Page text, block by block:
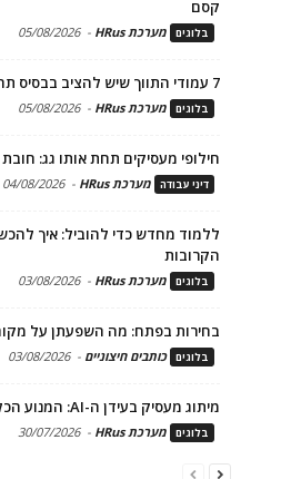
קסם
בלוגים מערכת HRus -
05/08/2026
7 עמודי התווך שיש להציב בבסיס תהליך הגיוס ומיתוג המעסיק
בלוגים מערכת HRus -
05/08/2026
חילופי מעסיקים תחת אותו גג:
דיני עבודה מערכת HRus -
04/08/2026
ללמוד מחדש כדי להוביל: איך
הקרובות
בלוגים מערכת HRus -
03/08/2026
בחירות בפתח: מה השפעתן על
בלוגים כותבים חיצוניים -
03/08/2026
מיתוג מעסיק בעידן ה-AI: המנוע הכלכלי של גיוס ושימור טלנטים
בלוגים מערכת HRus -
30/07/2026